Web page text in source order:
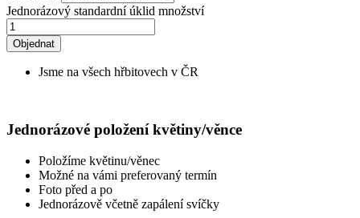
Jednorázový standardní úklid množství
Objednat
Jsme na všech hřbitovech v ČR
Jednorázové položení květiny/věnce
Položíme květinu/věnec
Možné na vámi preferovaný termín
Foto před a po
Jednorázově včetně zapálení svíčky